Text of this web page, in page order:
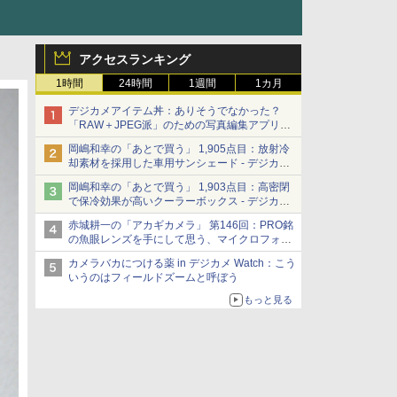
アクセスランキング
1時間 24時間 1週間 1カ月
デジカメアイテム丼：ありそうでなかった？
「RAW＋JPEG派」のための写真編集アプリ
カメラデフォルトのJPEGを大切にする
「Filmator」
岡嶋和幸の「あとで買う」 1,905点目：放射冷
却素材を採用した車用サンシェード - デジカメ
Watch
岡嶋和幸の「あとで買う」 1,903点目：高密閉
で保冷効果が高いクーラーボックス - デジカメ
Watch
赤城耕一の「アカギカメラ」 第146回：PRO銘
の魚眼レンズを手にして思う、マイクロフォー
サーズへの期待と可能性
カメラバカにつける薬 in デジカメ Watch：こう
いうのはフィールドズームと呼ぼう
もっと見る